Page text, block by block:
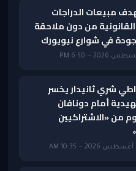
مبيعات الدراجات
القانونية من دون ملاحقة
في شوارع نيويورك
شري ثانيدار يخسر
أمام دونافان
من «الاشتراكيين